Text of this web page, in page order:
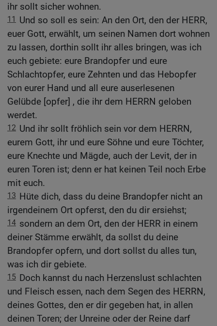
ihr sollt sicher wohnen.
11
Und so soll es sein: An den Ort, den der HERR,
euer Gott, erwählt, um seinen Namen dort wohnen
zu lassen, dorthin sollt ihr alles bringen, was ich
euch gebiete: eure Brandopfer und eure
Schlachtopfer, eure Zehnten und das Hebopfer
von eurer Hand und all eure auserlesenen
Gelübde [opfer] , die ihr dem HERRN geloben
werdet.
12 Und ihr sollt fröhlich sein vor dem HERRN,
eurem Gott, ihr und eure Söhne und eure Töchter,
eure Knechte und Mägde, auch der Levit, der in
euren Toren ist; denn er hat keinen Teil noch Erbe
mit euch.
13 Hüte dich, dass du deine Brandopfer nicht an
irgendeinem Ort opferst, den du dir ersiehst;
14 sondern an dem Ort, den der HERR in einem
deiner Stämme erwählt, da sollst du deine
Brandopfer opfern, und dort sollst du alles tun,
was ich dir gebiete.
15 Doch kannst du nach Herzenslust schlachten
und Fleisch essen, nach dem Segen des HERRN,
deines Gottes, den er dir gegeben hat, in allen
deinen Toren; der Unreine oder der Reine darf